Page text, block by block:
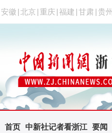
安徽 北京 重庆 福建 甘肃 贵州
首页 中新社记者看浙江 要闻